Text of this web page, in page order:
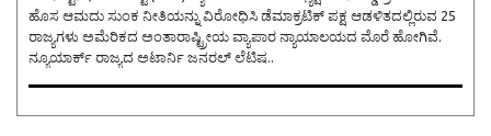
ಹೊಸ ಆಮದು ಸುಂಕ ನೀತಿಯನ್ನು ವಿರೋಧಿಸಿ ಡೆಮಾಕ್ರಟಿಕ್ ಪಕ್ಷ ಆಡಳಿತದಲ್ಲಿರುವ 25
ರಾಜ್ಯಗಳು ಅಮೆರಿಕದ ಅಂತಾರಾಷ್ಟ್ರೀಯ ವ್ಯಾಪಾರ ನ್ಯಾಯಾಲಯದ ಮೊರೆ ಹೋಗಿವೆ.
ನ್ಯೂಯಾರ್ಕ್ ರಾಜ್ಯದ ಅಟಾರ್ನಿ ಜನರಲ್ ಲೆಟಿಷ..